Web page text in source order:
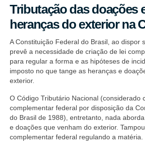
Tributação das doações
heranças do exterior na
A Constituição Federal do Brasil, ao dispor
prevê a necessidade de criação de lei
para regular a forma e as hipóteses de
imposto no que tange as heranças e
exterior.
O Código Tributário Nacional (considerado
complementar federal por disposição da
do Brasil de 1988), entretanto, nada
e doações que venham do exterior.
complementar federal regulando a matéria.